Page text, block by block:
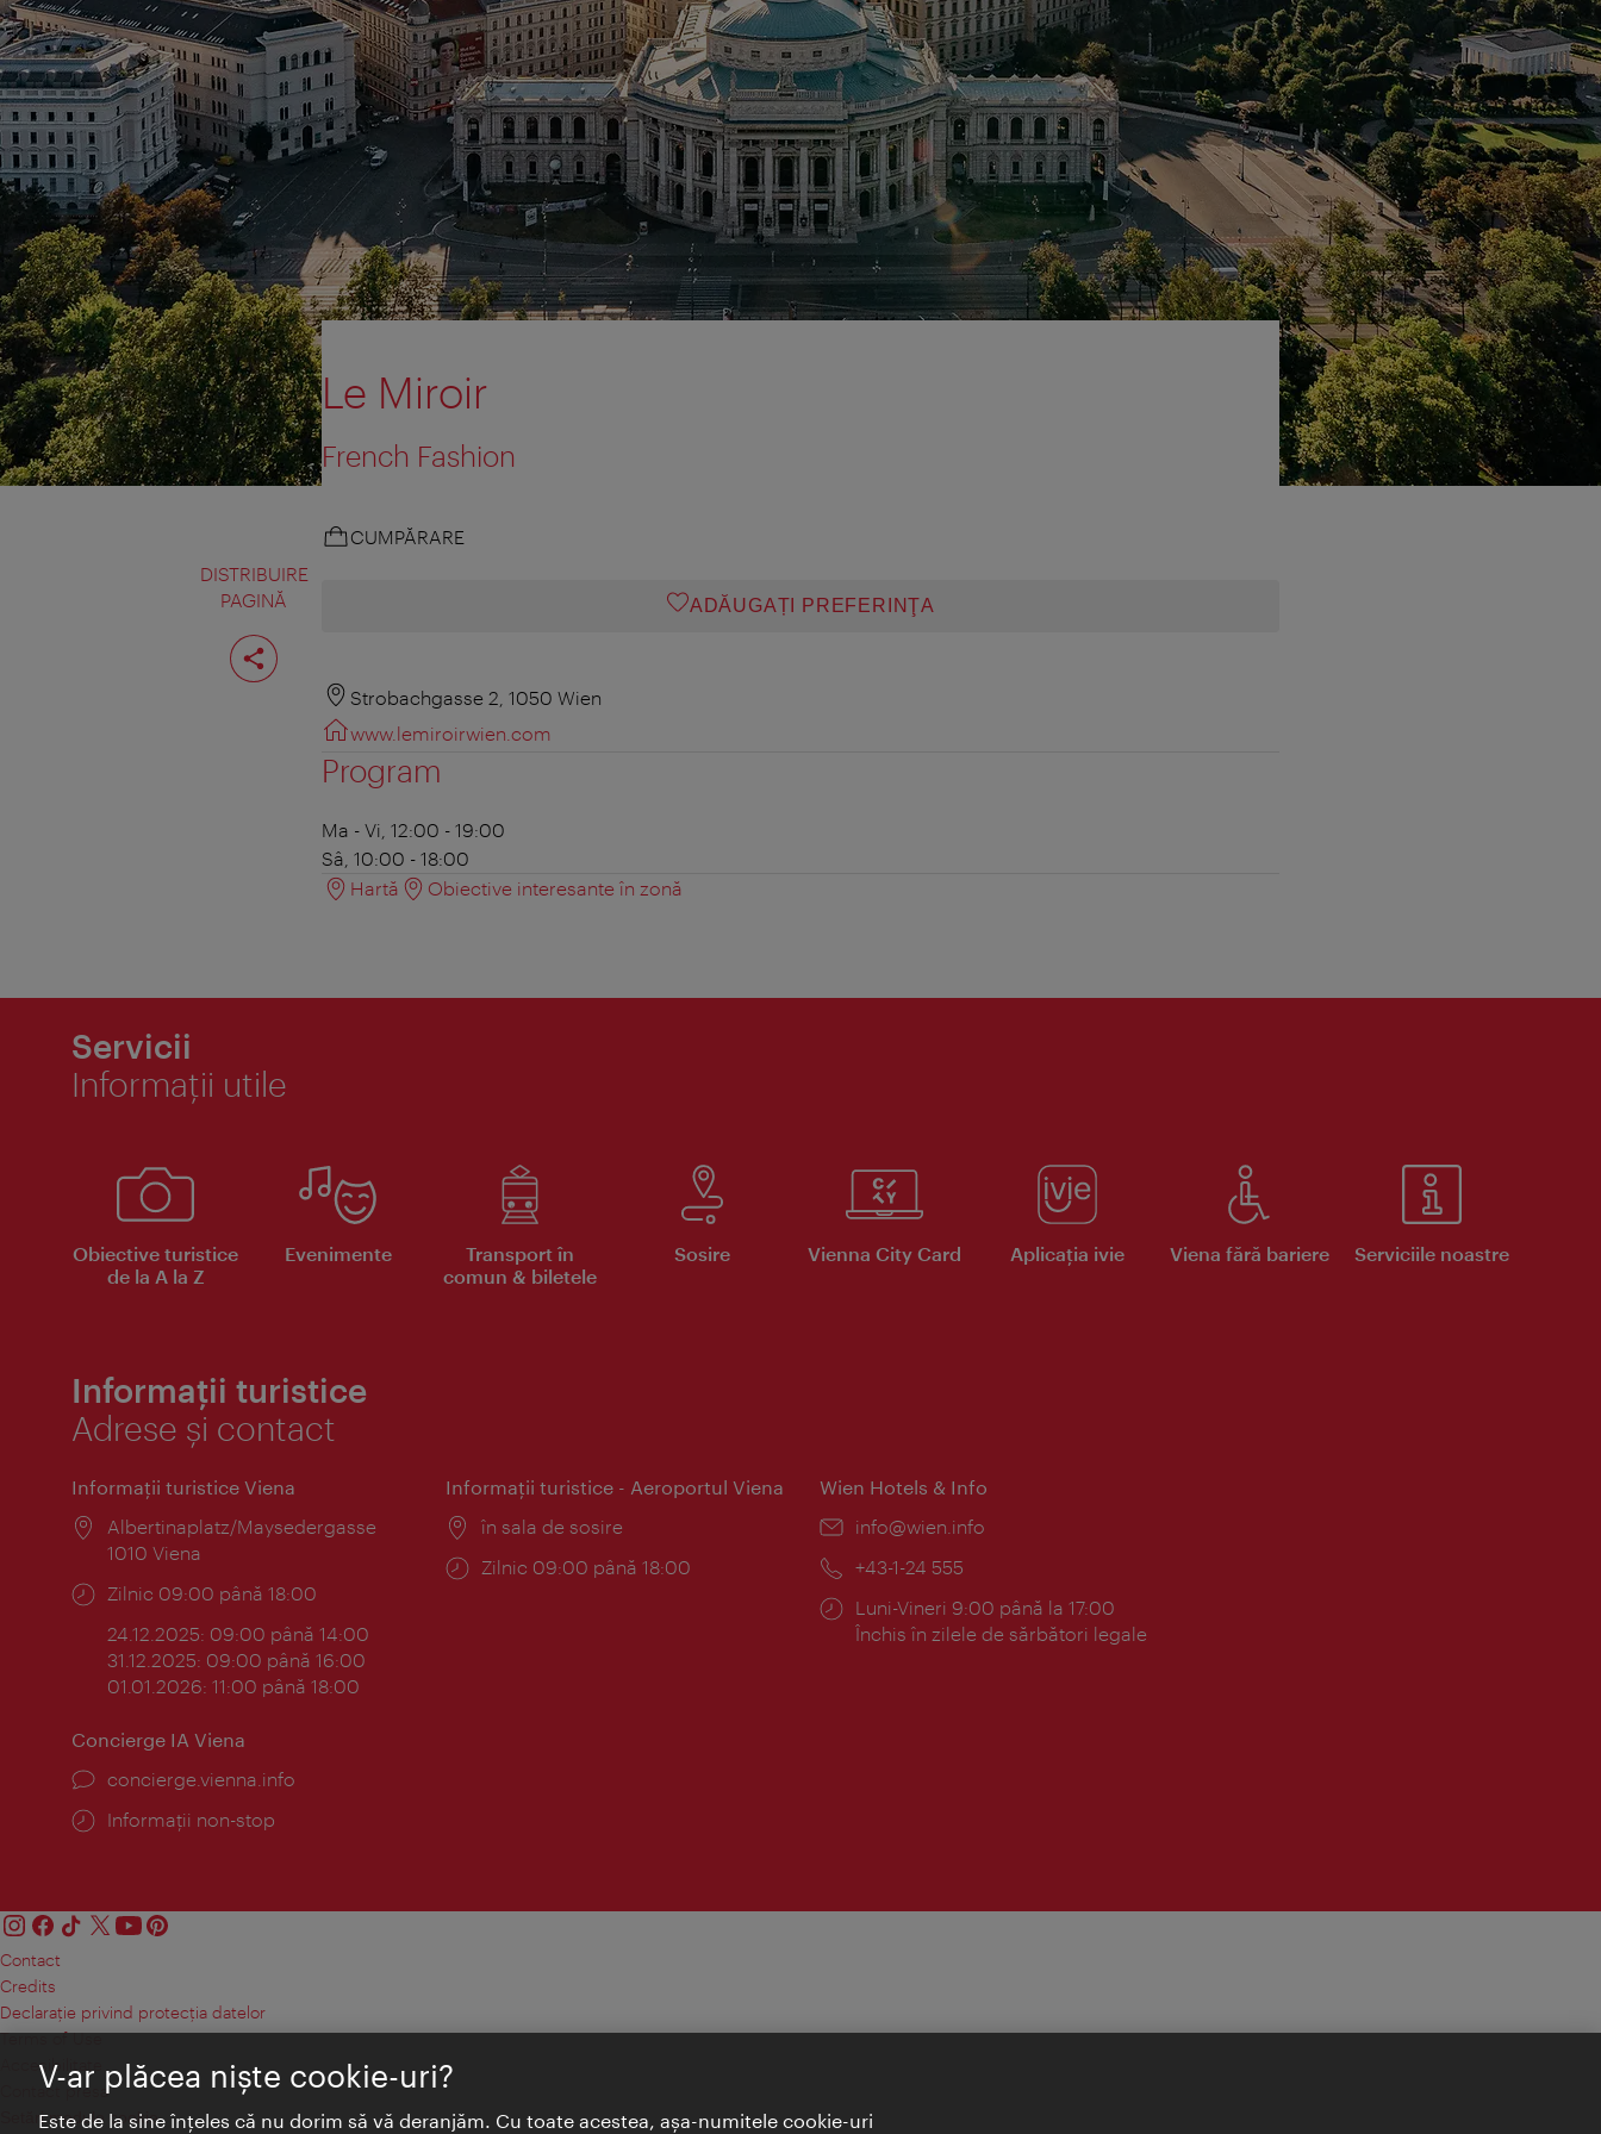
DISTRIBUIRE
PAGINĂ
Distribuiţi
pagina
Le Miroir
French Fashion
CUMPĂRARE
ADĂUGAȚI PREFERINŢA
Strobachgasse 2, 1050 Wien
www.lemiroirwien.com
Program
Ma - Vi, 12:00 - 19:00
Sâ, 10:00 - 18:00
Hartă
Obiective interesante în zonă
Servicii
Informaţii utile
Obiective turistice
de la A la Z
Evenimente
Transport în
comun & biletele
Sosire Vienna City Card Aplicaţia ivie Viena fără bariere Serviciile noastre
Informații turistice
Adrese și contact
Informaţii turistice Viena
Locul:
Albertinaplatz/Maysedergasse
1010 Viena
Program:
Zilnic 09:00 până 18:00
24.12.2025: 09:00 până 14:00
31.12.2025: 09:00 până 16:00
01.01.2026: 11:00 până 18:00
Informaţii turistice - Aeroportul Viena
Locul:
în sala de sosire
Program:
Zilnic 09:00 până 18:00
Wien Hotels & Info
E-
info@wien.info
Telefon:
+43-1-24 555
Program:
Luni-Vineri 9:00 până la 17:00
Închis în zilele de sărbători legale
Concierge IA Viena
concierge.vienna.info
Informații non-stop
Contact
Credits
Declaraţie privind protecţia datelor
Terms of Use
Accesibilitate
Contact presa
Setări module cookie
V-ar plăcea nişte cookie-uri?
Este de la sine înţeles că nu dorim să vă deranjăm. Cu toate acestea, aşa-numitele cookie-uri